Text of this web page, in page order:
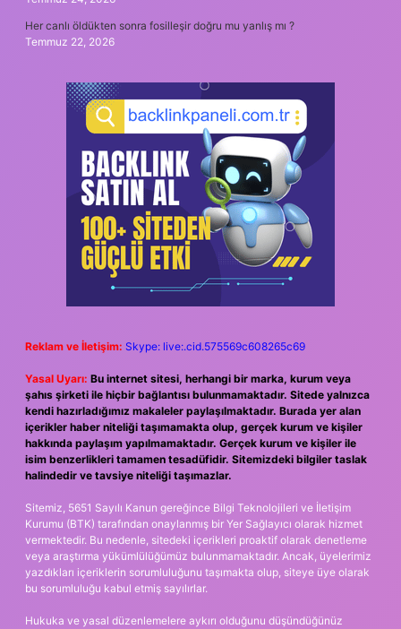
Her canlı öldükten sonra fosilleşir doğru mu yanlış mı ?
Temmuz 22, 2026
Reklam ve İletişim: Skype: live:.cid.575569c608265c69
Yasal Uyarı: Bu internet sitesi, herhangi bir marka, kurum veya
şahıs şirketi ile hiçbir bağlantısı bulunmamaktadır. Sitede yalnızca
kendi hazırladığımız makaleler paylaşılmaktadır. Burada yer alan
içerikler haber niteliği taşımamakta olup, gerçek kurum ve kişiler
hakkında paylaşım yapılmamaktadır. Gerçek kurum ve kişiler ile
isim benzerlikleri tamamen tesadüfidir. Sitemizdeki bilgiler taslak
halindedir ve tavsiye niteliği taşımazlar.
Sitemiz, 5651 Sayılı Kanun gereğince Bilgi Teknolojileri ve İletişim
Kurumu (BTK) tarafından onaylanmış bir Yer Sağlayıcı olarak hizmet
vermektedir. Bu nedenle, sitedeki içerikleri proaktif olarak denetleme
veya araştırma yükümlülüğümüz bulunmamaktadır. Ancak, üyelerimiz
yazdıkları içeriklerin sorumluluğunu taşımakta olup, siteye üye olarak
bu sorumluluğu kabul etmiş sayılırlar.
Hukuka ve yasal düzenlemelere aykırı olduğunu düşündüğünüz